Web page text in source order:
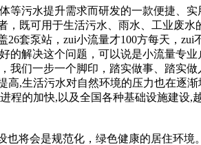
等污水提升需求而研发的一款便捷、
既可用于生活污水、雨水、工业废水
套泵站，zui小流量才100方每天，
的解决这个问题，可以说是小流量专
们一步一个脚印，踏实做事、踏实
,生活污水对自然环境的压力也在逐
的加快,以及全国各种基础设施建设,
将会是规范化，绿色健康的居住环